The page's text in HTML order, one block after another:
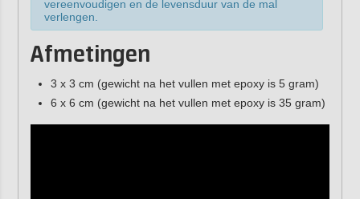
vereenvoudigen en de levensduur van de mal
verlengen.
Afmetingen
3 x 3 cm (gewicht na het vullen met epoxy is 5 gram)
6 x 6 cm (gewicht na het vullen met epoxy is 35 gram)